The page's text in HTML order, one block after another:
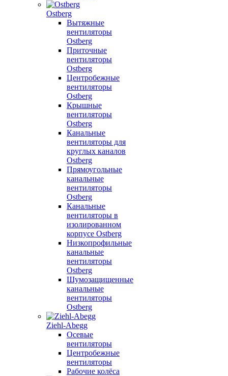
Ostberg
Вытяжные
вентиляторы
Ostberg
Приточные
вентиляторы
Ostberg
Центробежные
вентиляторы
Ostberg
Крышные
вентиляторы
Ostberg
Канальные
вентиляторы для
круглых каналов
Ostberg
Прямоугольные
канальные
вентиляторы
Ostberg
Канальные
вентиляторы в
изолированном
корпусе Ostberg
Низкопрофильные
канальные
вентиляторы
Ostberg
Шумозащищенные
канальные
вентиляторы
Ostberg
Ziehl-Abegg
Осевые
вентиляторы
Центробежные
вентиляторы
Рабочие колёса